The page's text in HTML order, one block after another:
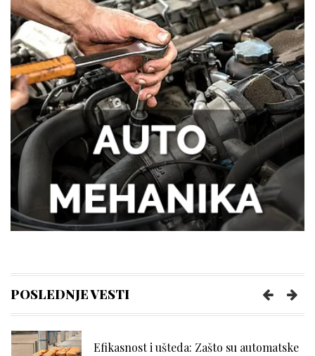
POSLEDNJE VESTI
Tegobe sa sinusima koje muškarci
najčešće trpe bez odlaska kod lekara
Kako kancelarija postaje mesto
efikasnosti i mentalne jasnoće?
Efikasnost i ušteda: Zašto su automatske